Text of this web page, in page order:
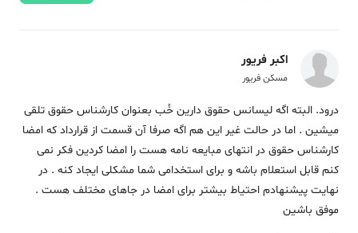
اکبر فریور
مسکن فریور
درود. البته اگه لیسانس حقوق دارین خُب بعنوان کارشناس حقوق تلقی
میشین . اما در حالت غیر این هم اگه صرفا آن قسمت از قرارداد که امضا
کارشناس حقوق در انتهای مبایعه نامه هست را امضا کردین فکر نمی
کنم قابل استعلام باشه و برای استخدامی شما مشکلی ایجاد کنه . در
نهایت پیشنهادم احتیاط بیشتر برای امضا در جاهای مختلف هست .
موفق باشین